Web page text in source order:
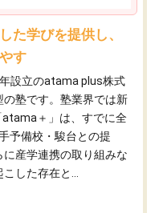
た学びを提供し、
す
設立のatama plus株式
塾です。塾業界では新
atama＋」は、すでに全
予備校・駿台との提
産学連携の取り組みな
した存在と...